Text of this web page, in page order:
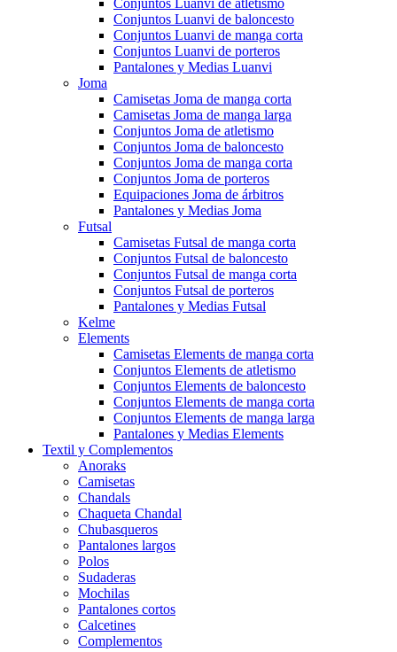
Conjuntos Luanvi de atletismo
Conjuntos Luanvi de baloncesto
Conjuntos Luanvi de manga corta
Conjuntos Luanvi de porteros
Pantalones y Medias Luanvi
Joma
Camisetas Joma de manga corta
Camisetas Joma de manga larga
Conjuntos Joma de atletismo
Conjuntos Joma de baloncesto
Conjuntos Joma de manga corta
Conjuntos Joma de porteros
Equipaciones Joma de árbitros
Pantalones y Medias Joma
Futsal
Camisetas Futsal de manga corta
Conjuntos Futsal de baloncesto
Conjuntos Futsal de manga corta
Conjuntos Futsal de porteros
Pantalones y Medias Futsal
Kelme
Elements
Camisetas Elements de manga corta
Conjuntos Elements de atletismo
Conjuntos Elements de baloncesto
Conjuntos Elements de manga corta
Conjuntos Elements de manga larga
Pantalones y Medias Elements
Textil y Complementos
Anoraks
Camisetas
Chandals
Chaqueta Chandal
Chubasqueros
Pantalones largos
Polos
Sudaderas
Mochilas
Pantalones cortos
Calcetines
Complementos